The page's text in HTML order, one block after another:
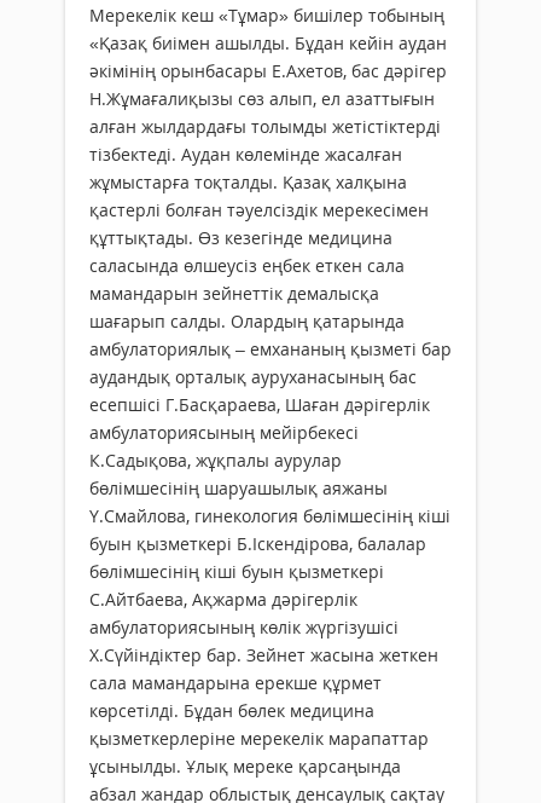
Мерекелік кеш «Тұмар» бишілер тобының
«Қазақ биімен ашылды. Бұдан кейін аудан
әкімінің орынбасары Е.Ахетов, бас дәрігер
Н.Жұмағалиқызы сөз алып, ел азаттығын
алған жылдардағы толымды жетістіктерді
тізбектеді. Аудан көлемінде жасалған
жұмыстарға тоқталды. Қазақ халқына
қастерлі болған тәуелсіздік мерекесімен
құттықтады. Өз кезегінде медицина
саласында өлшеусіз еңбек еткен сала
мамандарын зейнеттік демалысқа
шағарып салды. Олардың қатарында
амбулаториялық – емхананың қызметі бар
аудандық орталық ауруханасының бас
есепшісі Г.Басқараева, Шаған дәрігерлік
амбулаториясының мейірбекесі
К.Садықова, жұқпалы аурулар
бөлімшесінің шаруашылық аяжаны
Ү.Смайлова, гинекология бөлімшесінің кіші
буын қызметкері Б.Іскендірова, балалар
бөлімшесінің кіші буын қызметкері
С.Айтбаева, Ақжарма дәрігерлік
амбулаториясының кө­лік жүргізушісі
Х.Сүйіндіктер бар. Зейнет жасына жеткен
сала мамандарына ерекше құрмет
көрсетілді. Бұдан бөлек медицина
қызметкерлеріне мерекелік марапаттар
ұсынылды. Ұлық мереке қарсаңында
абзал жандар облыстық денсаулық сақтау